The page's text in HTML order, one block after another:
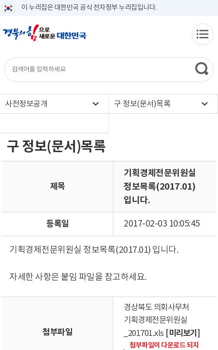
이 누리집은 대한민국 공식 전자정부 누리집입니다.
사전정보공개 구 정보(문서)목록
구 정보(문서)목록
제목
기획경제전문위원실
정보목록(2017.01)
입니다.
등록일 2017-02-03 10:05:45
기획경제전문위원실 정보목록(2017.01) 입니다.
자세한 사항은 붙임 파일을 참고하세요.
첨부파일
경상북도 의회사무처
기획경제전문위원실
_201701.xls
[미리보기]
첨부파일이 다운로드 되지